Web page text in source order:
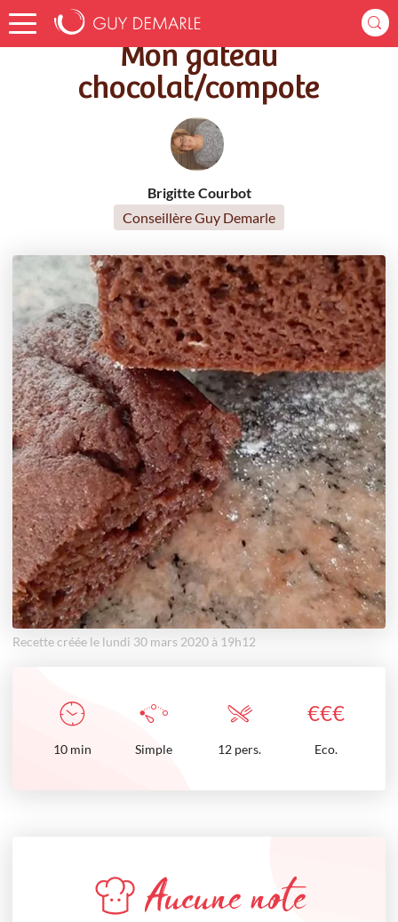
Accueil Recettes Mon gâteau chocolat/compote
Mon gâteau
chocolat/compote
Brigitte Courbot
Conseillère Guy Demarle
Recette créée le lundi 30 mars 2020 à 19h12
€€€
10 min Simple 12 pers. Eco.
Aucune note